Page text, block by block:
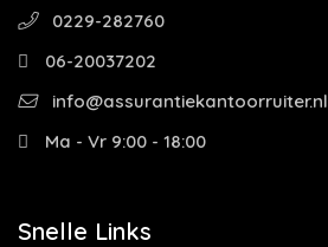
0229-282760
06-20037202
info@assurantiekantoorruiter.nl
Ma - Vr 9:00 - 18:00
Snelle Links